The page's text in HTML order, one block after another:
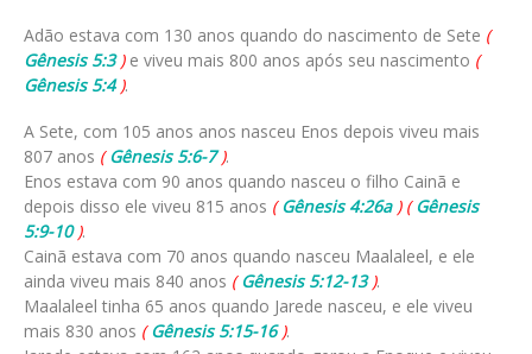
Adão estava com 130 anos quando do nascimento de Sete (
Gênesis 5:3)e viveu mais 800 anos após seu nascimento (
Gênesis 5:4).
A Sete, com 105 anos anos nasceu Enos depois viveu mais
807 anos (Gênesis 5:6-7).
Enos estava com 90 anos quando nasceu o filho Cainã e
depois disso ele viveu 815 anos (Gênesis 4:26a) (Gênesis
5:9-10).
Cainã estava com 70 anos quando nasceu Maalaleel, e ele
ainda viveu mais 840 anos (Gênesis 5:12-13).
Maalaleel tinha 65 anos quando Jarede nasceu, e ele viveu
mais 830 anos (Gênesis 5:15-16).